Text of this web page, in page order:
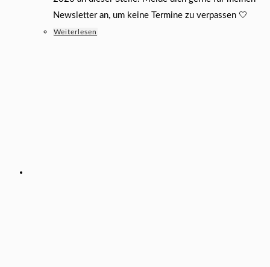
Newsletter an, um keine Termine zu verpassen 🤍
Weiterlesen